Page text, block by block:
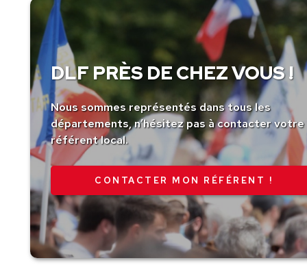
DLF PRÈS DE CHEZ VOUS !
Nous sommes représentés dans tous les
départements, n’hésitez pas à contacter votre
référent local.
CONTACTER MON RÉFÉRENT !